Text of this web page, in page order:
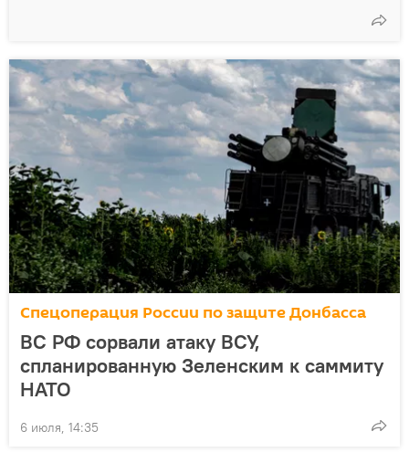
Спецоперация России по защите Донбасса
ВС РФ сорвали атаку ВСУ,
спланированную Зеленским к саммиту
НАТО
6 июля, 14:35